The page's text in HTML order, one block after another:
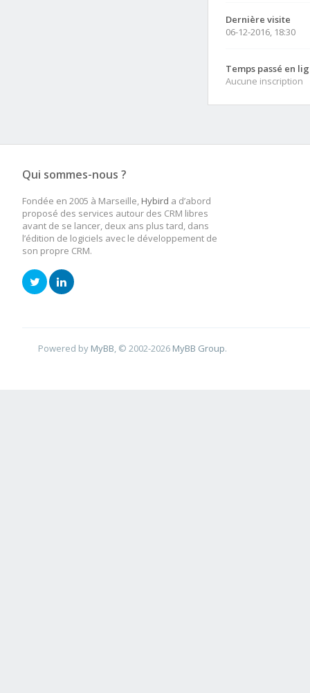
Dernière visite
06-12-2016, 18:30
Temps passé en
Aucune inscription
Qui sommes-nous ?
Fondée en 2005 à Marseille, Hybird a d’abord
proposé des services autour des CRM libres
avant de se lancer, deux ans plus tard, dans
l’édition de logiciels avec le développement de
son propre CRM.
Powered by MyBB , © 2002-2026 MyBB Group.